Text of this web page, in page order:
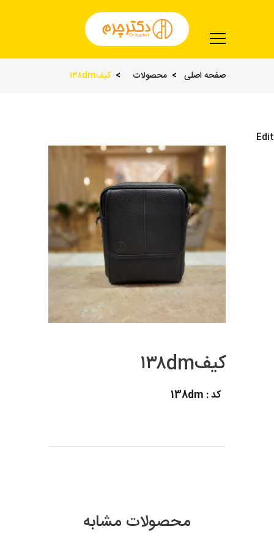
صفحه اصلی محصولات کیف۱۳۸dm
Edit
کیف۱۳۸dm
کد : 138dm
محصولات مشابه